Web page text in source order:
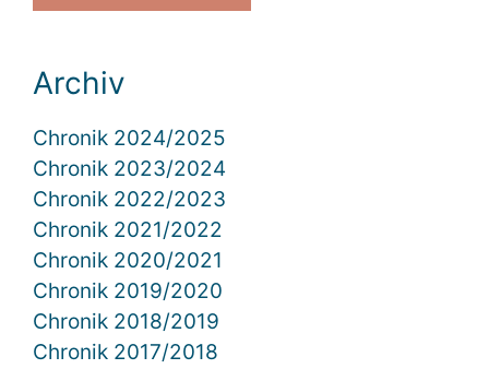
Archiv
Chronik 2024/2025
Chronik 2023/2024
Chronik 2022/2023
Chronik 2021/2022
Chronik 2020/2021
Chronik 2019/2020
Chronik 2018/2019
Chronik 2017/2018